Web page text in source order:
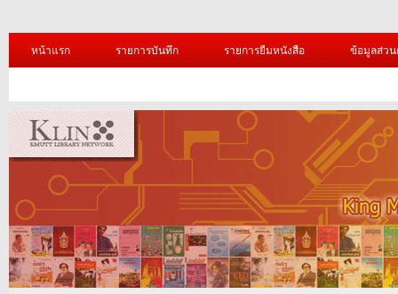
หน้าแรก รายการบันทึก รายการยืมหนังสือ ข้อมูลส่ว